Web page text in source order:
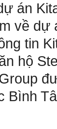
án
về dự
tin
hộ
Bình